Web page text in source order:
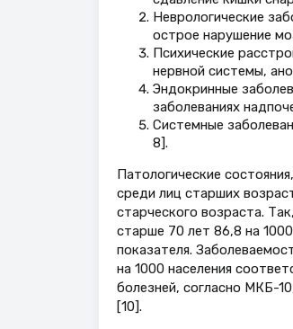
Неврологические
острое нарушение
Психические
нервной системы,
Эндокринные
заболеваниях
Системные
8].
Патологические
среди лиц старших
старческого возраста.
старше 70 лет 86,8 на
показателя.
на 1000 населения
болезней, согласно МКБ-
[10].